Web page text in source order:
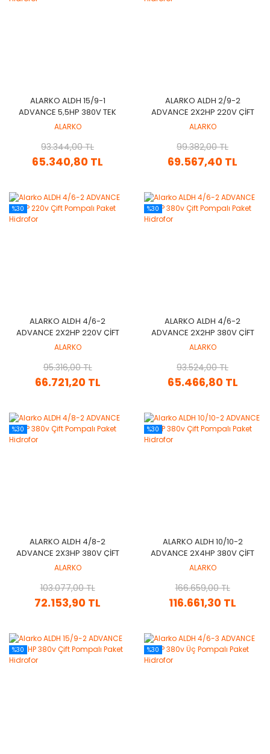
ALARKO ALDH 15/9-1
ADVANCE 5,5HP 380V TEK
POMPALI PAKET HIDROFOR
ALARKO
65.340,80 TL
93.344,00 TL
ALARKO ALDH 2/9-2
ADVANCE 2X2HP 220V ÇIFT
POMPALI PAKET HIDROFOR
ALARKO
69.567,40 TL
99.382,00 TL
%30
ALARKO ALDH 4/6-2
ADVANCE 2X2HP 220V ÇIFT
POMPALI PAKET HIDROFOR
ALARKO
66.721,20 TL
95.316,00 TL
%30
ALARKO ALDH 4/6-2
ADVANCE 2X2HP 380V ÇIFT
POMPALI PAKET HIDROFOR
ALARKO
65.466,80 TL
93.524,00 TL
%30
ALARKO ALDH 4/8-2
ADVANCE 2X3HP 380V ÇIFT
POMPALI PAKET HIDROFOR
ALARKO
72.153,90 TL
103.077,00 TL
%30
ALARKO ALDH 10/10-2
ADVANCE 2X4HP 380V ÇIFT
POMPALI PAKET HIDROFOR
ALARKO
116.661,30 TL
166.659,00 TL
%30 %30